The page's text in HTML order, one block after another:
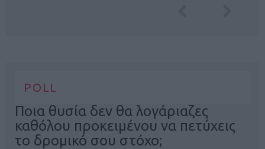
POLL
Ποια θυσία δεν θα λογάριαζες
καθόλου προκειμένου να πετύχεις
το δρομικό σου στόχο;